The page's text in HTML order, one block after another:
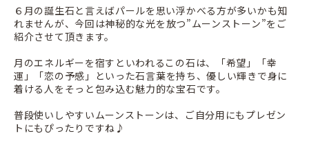
６月の誕生石と言えばパールを思い浮かべる方が多いかも知
れませんが、今回は神秘的な光を放つ”ムーンストーン”をご
紹介させて頂きます。
月のエネルギーを宿すといわれるこの石は、「希望」「幸
運」「恋の予感」といった石言葉を持ち、優しい輝きで身に
着ける人をそっと包み込む魅力的な宝石です。
普段使いしやすいムーンストーンは、ご自分用にもプレゼン
トにもぴったりですね♪